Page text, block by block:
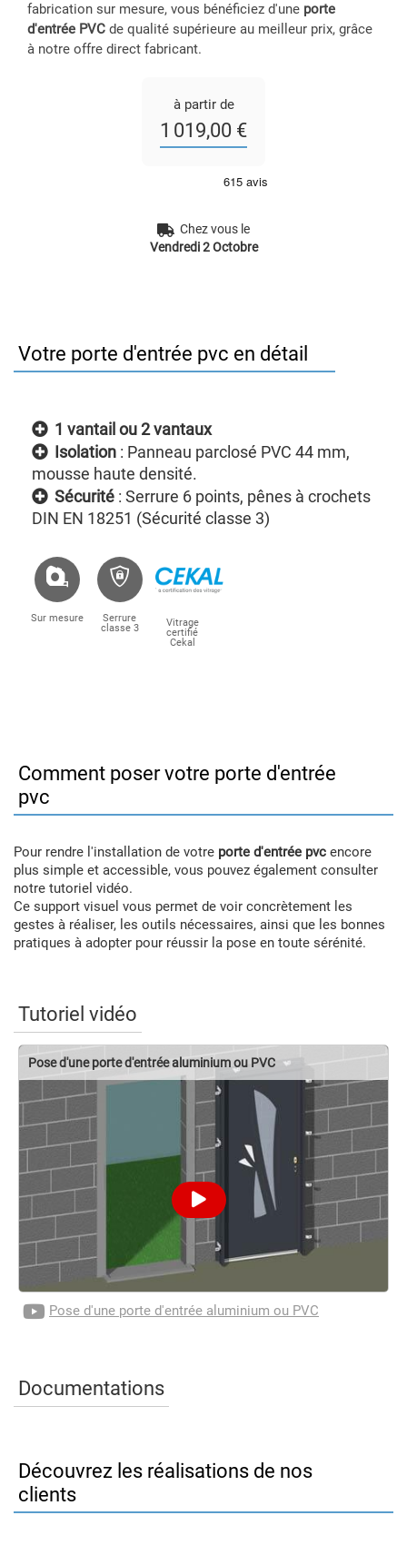
fabrication sur mesure, vous bénéficiez d'une porte
d'entrée PVC de qualité supérieure au meilleur prix, grâce
à notre offre direct fabricant.
à partir de
1 019,00 €
Chez vous le
Vendredi 2 Octobre
Votre porte d'entrée pvc en détail
1 vantail ou 2 vantaux
Isolation : Panneau parclosé PVC 44 mm,
mousse haute densité.
Sécurité : Serrure 6 points, pênes à crochets
DIN EN 18251 (Sécurité classe 3)
Sur mesure
Serrure
classe 3
Vitrage
certifié
Cekal
Comment poser votre porte d'entrée
pvc
Pour rendre l'installation de votre porte d'entrée pvc encore
plus simple et accessible, vous pouvez également consulter
notre tutoriel vidéo.
Ce support visuel vous permet de voir concrètement les
gestes à réaliser, les outils nécessaires, ainsi que les bonnes
pratiques à adopter pour réussir la pose en toute sérénité.
Tutoriel vidéo
Pose d'une porte d'entrée aluminium ou PVC
Pose d'une porte d'entrée aluminium ou PVC
Documentations
Découvrez les réalisations de nos
clients